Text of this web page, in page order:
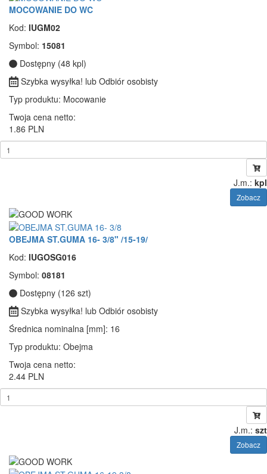
MOCOWANIE DO WC
Kod: IUGM02
Symbol: 15081
Dostępny (48 kpl)
Szybka wysyłka! lub Odbiór osobisty
Typ produktu: Mocowanie
Twoja cena netto:
1.86 PLN
J.m.: kpl
Zobacz
OBEJMA ST.GUMA 16- 3/8" /15-19/
Kod: IUGOSG016
Symbol: 08181
Dostępny (126 szt)
Szybka wysyłka! lub Odbiór osobisty
Średnica nominalna [mm]: 16
Typ produktu: Obejma
Twoja cena netto:
2.44 PLN
J.m.: szt
Zobacz